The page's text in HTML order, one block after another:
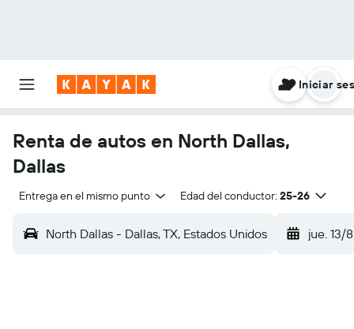
Iniciar
Renta de autos en North Dallas,
Dallas
Entrega en el mismo punto Edad del conductor: 25-26
North Dallas - Dallas, TX, Estados Unidos jue. 13/8